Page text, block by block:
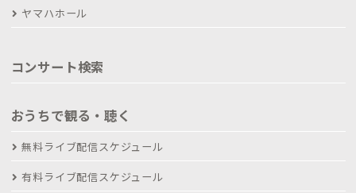
ヤマハホール
コンサート検索
おうちで観る・聴く
無料ライブ配信スケジュール
有料ライブ配信スケジュール